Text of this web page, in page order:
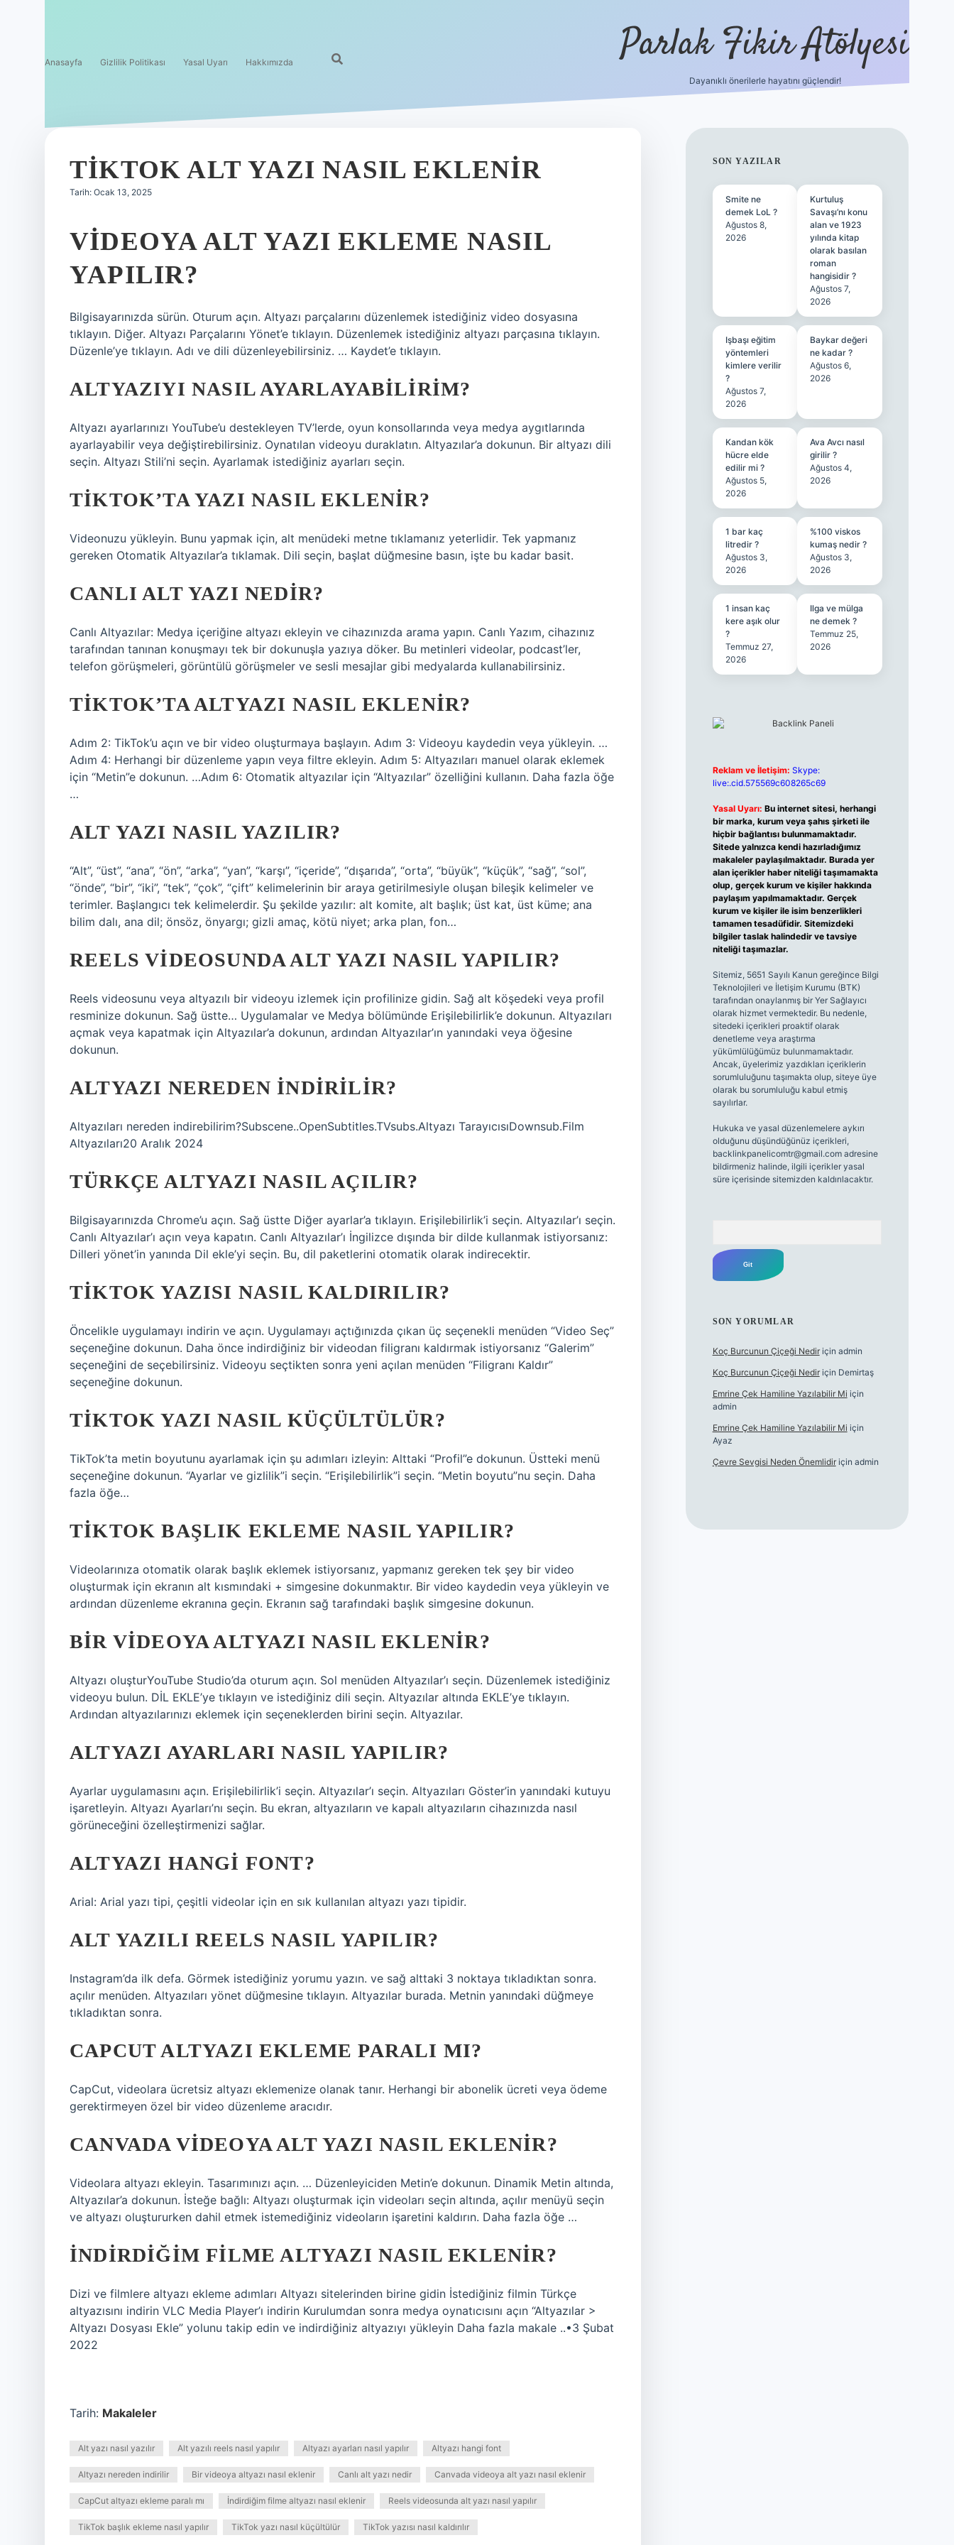
Anasayfa Gizlilik Politikası Yasal Uyarı Hakkımızda Parlak Fikir Atölyesi
Dayanıklı önerilerle hayatını güçlendir!
TIKTOK ALT YAZI NASIL EKLENIR
Tarih: Ocak 13, 2025
VIDEOYA ALT YAZI EKLEME NASIL
YAPILIR?
Bilgisayarınızda sürün. Oturum açın. Altyazı parçalarını düzenlemek istediğiniz video dosyasına
tıklayın. Diğer. Altyazı Parçalarını Yönet’e tıklayın. Düzenlemek istediğiniz altyazı parçasına tıklayın.
Düzenle’ye tıklayın. Adı ve dili düzenleyebilirsiniz. … Kaydet’e tıklayın.
ALTYAZIYI NASIL AYARLAYABILIRIM?
Altyazı ayarlarınızı YouTube’u destekleyen TV’lerde, oyun konsollarında veya medya aygıtlarında
ayarlayabilir veya değiştirebilirsiniz. Oynatılan videoyu duraklatın. Altyazılar’a dokunun. Bir altyazı dili
seçin. Altyazı Stili’ni seçin. Ayarlamak istediğiniz ayarları seçin.
TIKTOK’TA YAZI NASIL EKLENIR?
Videonuzu yükleyin. Bunu yapmak için, alt menüdeki metne tıklamanız yeterlidir. Tek yapmanız
gereken Otomatik Altyazılar’a tıklamak. Dili seçin, başlat düğmesine basın, işte bu kadar basit.
CANLI ALT YAZI NEDIR?
Canlı Altyazılar: Medya içeriğine altyazı ekleyin ve cihazınızda arama yapın. Canlı Yazım, cihazınız
tarafından tanınan konuşmayı tek bir dokunuşla yazıya döker. Bu metinleri videolar, podcast’ler,
telefon görüşmeleri, görüntülü görüşmeler ve sesli mesajlar gibi medyalarda kullanabilirsiniz.
TIKTOK’TA ALTYAZI NASIL EKLENIR?
Adım 2: TikTok’u açın ve bir video oluşturmaya başlayın. Adım 3: Videoyu kaydedin veya yükleyin. …
Adım 4: Herhangi bir düzenleme yapın veya filtre ekleyin. Adım 5: Altyazıları manuel olarak eklemek
için “Metin”e dokunun. …Adım 6: Otomatik altyazılar için “Altyazılar” özelliğini kullanın. Daha fazla öğe
…
ALT YAZI NASIL YAZILIR?
“Alt”, “üst”, “ana”, “ön”, “arka”, “yan”, “karşı”, “içeride”, “dışarıda”, “orta”, “büyük”, “küçük”, “sağ”, “sol”,
“önde”, “bir”, “iki”, “tek”, “çok”, “çift” kelimelerinin bir araya getirilmesiyle oluşan bileşik kelimeler ve
terimler. Başlangıcı tek kelimelerdir. Şu şekilde yazılır: alt komite, alt başlık; üst kat, üst küme; ana
bilim dalı, ana dil; önsöz, önyargı; gizli amaç, kötü niyet; arka plan, fon…
REELS VIDEOSUNDA ALT YAZI NASIL YAPILIR?
Reels videosunu veya altyazılı bir videoyu izlemek için profilinize gidin. Sağ alt köşedeki veya profil
resminize dokunun. Sağ üstte… Uygulamalar ve Medya bölümünde Erişilebilirlik’e dokunun. Altyazıları
açmak veya kapatmak için Altyazılar’a dokunun, ardından Altyazılar’ın yanındaki veya öğesine
dokunun.
ALTYAZI NEREDEN INDIRILIR?
Altyazıları nereden indirebilirim?Subscene..OpenSubtitles.TVsubs.Altyazı TarayıcısıDownsub.Film
Altyazıları20 Aralık 2024
TÜRKÇE ALTYAZI NASIL AÇILIR?
Bilgisayarınızda Chrome’u açın. Sağ üstte Diğer ayarlar’a tıklayın. Erişilebilirlik’i seçin. Altyazılar’ı seçin.
Canlı Altyazılar’ı açın veya kapatın. Canlı Altyazılar’ı İngilizce dışında bir dilde kullanmak istiyorsanız:
Dilleri yönet’in yanında Dil ekle’yi seçin. Bu, dil paketlerini otomatik olarak indirecektir.
TIKTOK YAZISI NASIL KALDIRILIR?
Öncelikle uygulamayı indirin ve açın. Uygulamayı açtığınızda çıkan üç seçenekli menüden “Video Seç”
seçeneğine dokunun. Daha önce indirdiğiniz bir videodan filigranı kaldırmak istiyorsanız “Galerim”
seçeneğini de seçebilirsiniz. Videoyu seçtikten sonra yeni açılan menüden “Filigranı Kaldır”
seçeneğine dokunun.
TIKTOK YAZI NASIL KÜÇÜLTÜLÜR?
TikTok’ta metin boyutunu ayarlamak için şu adımları izleyin: Alttaki “Profil”e dokunun. Üstteki menü
seçeneğine dokunun. “Ayarlar ve gizlilik”i seçin. “Erişilebilirlik”i seçin. “Metin boyutu”nu seçin. Daha
fazla öğe…
TIKTOK BAŞLIK EKLEME NASIL YAPILIR?
Videolarınıza otomatik olarak başlık eklemek istiyorsanız, yapmanız gereken tek şey bir video
oluşturmak için ekranın alt kısmındaki + simgesine dokunmaktır. Bir video kaydedin veya yükleyin ve
ardından düzenleme ekranına geçin. Ekranın sağ tarafındaki başlık simgesine dokunun.
BIR VIDEOYA ALTYAZI NASIL EKLENIR?
Altyazı oluşturYouTube Studio’da oturum açın. Sol menüden Altyazılar’ı seçin. Düzenlemek istediğiniz
videoyu bulun. DİL EKLE’ye tıklayın ve istediğiniz dili seçin. Altyazılar altında EKLE’ye tıklayın.
Ardından altyazılarınızı eklemek için seçeneklerden birini seçin. Altyazılar.
ALTYAZI AYARLARI NASIL YAPILIR?
Ayarlar uygulamasını açın. Erişilebilirlik’i seçin. Altyazılar’ı seçin. Altyazıları Göster’in yanındaki kutuyu
işaretleyin. Altyazı Ayarları’nı seçin. Bu ekran, altyazıların ve kapalı altyazıların cihazınızda nasıl
görüneceğini özelleştirmenizi sağlar.
ALTYAZI HANGI FONT?
Arial: Arial yazı tipi, çeşitli videolar için en sık kullanılan altyazı yazı tipidir.
ALT YAZILI REELS NASIL YAPILIR?
Instagram’da ilk defa. Görmek istediğiniz yorumu yazın. ve sağ alttaki 3 noktaya tıkladıktan sonra.
açılır menüden. Altyazıları yönet düğmesine tıklayın. Altyazılar burada. Metnin yanındaki düğmeye
tıkladıktan sonra.
CAPCUT ALTYAZI EKLEME PARALI MI?
CapCut, videolara ücretsiz altyazı eklemenize olanak tanır. Herhangi bir abonelik ücreti veya ödeme
gerektirmeyen özel bir video düzenleme aracıdır.
CANVADA VIDEOYA ALT YAZI NASIL EKLENIR?
Videolara altyazı ekleyin. Tasarımınızı açın. … Düzenleyiciden Metin’e dokunun. Dinamik Metin altında,
Altyazılar’a dokunun. İsteğe bağlı: Altyazı oluşturmak için videoları seçin altında, açılır menüyü seçin
ve altyazı oluştururken dahil etmek istemediğiniz videoların işaretini kaldırın. Daha fazla öğe …
İNDIRDIĞIM FILME ALTYAZI NASIL EKLENIR?
Dizi ve filmlere altyazı ekleme adımları Altyazı sitelerinden birine gidin İstediğiniz filmin Türkçe
altyazısını indirin VLC Media Player’ı indirin Kurulumdan sonra medya oynatıcısını açın “Altyazılar >
Altyazı Dosyası Ekle” yolunu takip edin ve indirdiğiniz altyazıyı yükleyin Daha fazla makale ..•3 Şubat
2022
Tarih: Makaleler
Alt yazı nasıl yazılır Alt yazılı reels nasıl yapılır Altyazı ayarları nasıl yapılır Altyazı hangi font
Altyazı nereden indirilir Bir videoya altyazı nasıl eklenir Canlı alt yazı nedir Canvada videoya alt yazı nasıl eklenir
CapCut altyazı ekleme paralı mı İndirdiğim filme altyazı nasıl eklenir Reels videosunda alt yazı nasıl yapılır
TikTok başlık ekleme nasıl yapılır TikTok yazı nasıl küçültülür TikTok yazısı nasıl kaldırılır
SIDEBAR
SON YAZILAR
Smite ne
demek LoL ?
Ağustos 8,
2026
Kurtuluş
Savaşı’nı konu
alan ve 1923
yılında kitap
olarak basılan
roman
hangisidir ?
Ağustos 7,
2026
Işbaşı eğitim
yöntemleri
kimlere verilir
?
Ağustos 7,
2026
Baykar değeri
ne kadar ?
Ağustos 6,
2026
Kandan kök
hücre elde
edilir mi ?
Ağustos 5,
2026
Ava Avcı nasıl
girilir ?
Ağustos 4,
2026
1 bar kaç
litredir ?
Ağustos 3,
2026
%100 viskos
kumaş nedir ?
Ağustos 3,
2026
1 insan kaç
kere aşık olur
?
Temmuz 27,
2026
Ilga ve mülga
ne demek ?
Temmuz 25,
2026
Reklam ve İletişim: Skype:
live:.cid.575569c608265c69
Yasal Uyarı: Bu internet sitesi, herhangi
bir marka, kurum veya şahıs şirketi ile
hiçbir bağlantısı bulunmamaktadır.
Sitede yalnızca kendi hazırladığımız
makaleler paylaşılmaktadır. Burada yer
alan içerikler haber niteliği taşımamakta
olup, gerçek kurum ve kişiler hakkında
paylaşım yapılmamaktadır. Gerçek
kurum ve kişiler ile isim benzerlikleri
tamamen tesadüfidir. Sitemizdeki
bilgiler taslak halindedir ve tavsiye
niteliği taşımazlar.
Sitemiz, 5651 Sayılı Kanun gereğince Bilgi
Teknolojileri ve İletişim Kurumu (BTK)
tarafından onaylanmış bir Yer Sağlayıcı
olarak hizmet vermektedir. Bu nedenle,
sitedeki içerikleri proaktif olarak
denetleme veya araştırma
yükümlülüğümüz bulunmamaktadır.
Ancak, üyelerimiz yazdıkları içeriklerin
sorumluluğunu taşımakta olup, siteye üye
olarak bu sorumluluğu kabul etmiş
sayılırlar.
Hukuka ve yasal düzenlemelere aykırı
olduğunu düşündüğünüz içerikleri,
backlinkpanelicomtr@gmail.comadresine
bildirmeniz halinde, ilgili içerikler yasal
süre içerisinde sitemizden kaldırılacaktır.
SON YORUMLAR
Koç Burcunun Çiçeği Nediriçin admin
Koç Burcunun Çiçeği Nediriçin Demirtaş
Emrine Çek Hamiline Yazılabilir Mi için
admin
Emrine Çek Hamiline Yazılabilir Mi için
Ayaz
Çevre Sevgisi Neden Önemlidiriçin admin
ilbet casino